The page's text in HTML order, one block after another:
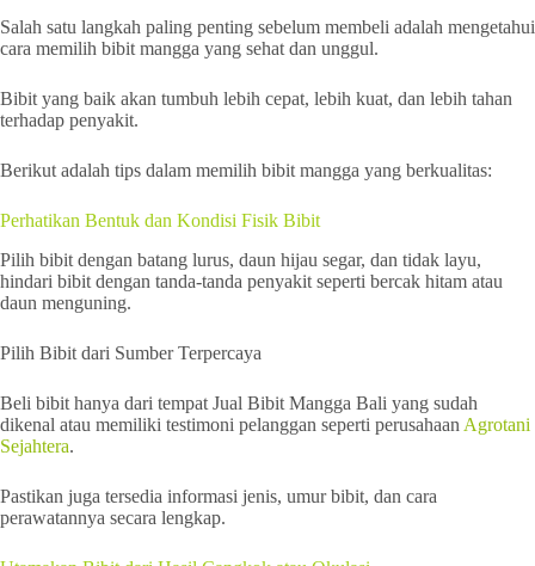
Salah satu langkah paling penting sebelum membeli adalah mengetahui
cara memilih bibit mangga yang sehat dan unggul.
Bibit yang baik akan tumbuh lebih cepat, lebih kuat, dan lebih tahan
terhadap penyakit.
Berikut adalah tips dalam memilih bibit mangga yang berkualitas:
Perhatikan Bentuk dan Kondisi Fisik Bibit
Pilih bibit dengan batang lurus, daun hijau segar, dan tidak layu,
hindari bibit dengan tanda-tanda penyakit seperti bercak hitam atau
daun menguning.
Pilih Bibit dari Sumber Terpercaya
Beli bibit hanya dari tempat Jual Bibit Mangga Bali yang sudah
dikenal atau memiliki testimoni pelanggan seperti perusahaan Agrotani
Sejahtera.
Pastikan juga tersedia informasi jenis, umur bibit, dan cara
perawatannya secara lengkap.